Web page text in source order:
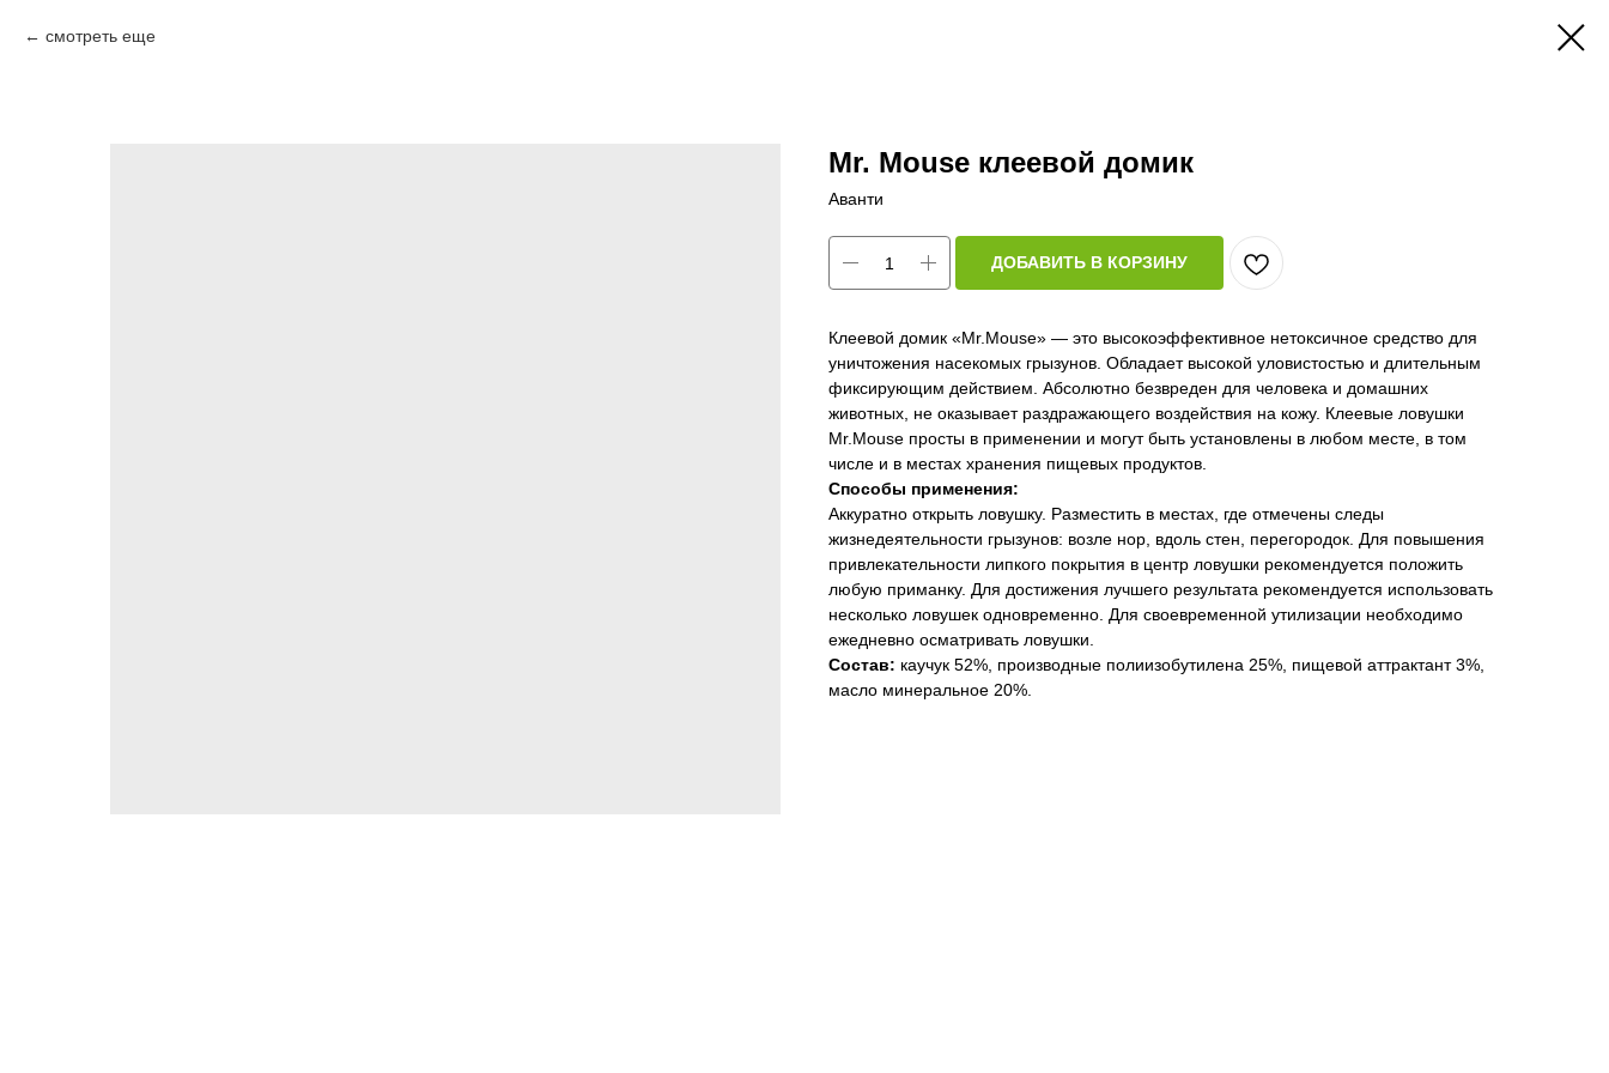
смотреть еще
Mr. Mouse клеевой домик
Аванти
ДОБАВИТЬ В КОРЗИНУ
Клеевой домик «Mr.Mouse» — это высокоэффективное нетоксичное средство для
уничтожения насекомых грызунов. Обладает высокой уловистостью и длительным
фиксирующим действием. Абсолютно безвреден для человека и домашних
животных, не оказывает раздражающего воздействия на кожу. Клеевые ловушки
Mr.Mouse просты в применении и могут быть установлены в любом месте, в том
числе и в местах хранения пищевых продуктов.
Способы применения:
Аккуратно открыть ловушку. Разместить в местах, где отмечены следы
жизнедеятельности грызунов: возле нор, вдоль стен, перегородок. Для повышения
привлекательности липкого покрытия в центр ловушки рекомендуется положить
любую приманку. Для достижения лучшего результата рекомендуется использовать
несколько ловушек одновременно. Для своевременной утилизации необходимо
ежедневно осматривать ловушки.
Состав: каучук 52%, производные полиизобутилена 25%, пищевой аттрактант 3%,
масло минеральное 20%.